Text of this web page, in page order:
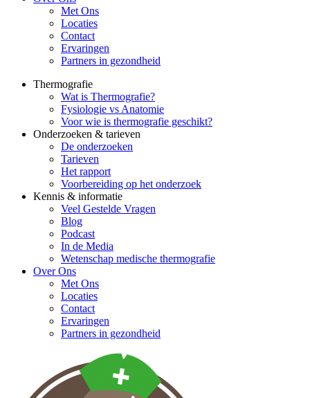
Met Ons
Locaties
Contact
Ervaringen
Partners in gezondheid
Thermografie
Wat is Thermografie?
Fysiologie vs Anatomie
Voor wie is thermografie geschikt?
Onderzoeken & tarieven
De onderzoeken
Tarieven
Het rapport
Voorbereiding op het onderzoek
Kennis & informatie
Veel Gestelde Vragen
Blog
Podcast
In de Media
Wetenschap medische thermografie
Over Ons
Met Ons
Locaties
Contact
Ervaringen
Partners in gezondheid